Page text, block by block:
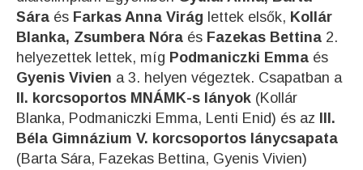
Sára és Farkas Anna Virág lettek elsők, Kollár
Blanka, Zsumbera Nóra és Fazekas Bettina 2.
helyezettek lettek, míg Podmaniczki Emma és
Gyenis Vivien a 3. helyen végeztek. Csapatban a
II. korcsoportos MNÁMK-s lányok (Kollár
Blanka, Podmaniczki Emma, Lenti Enid) és az III.
Béla Gimnázium V. korcsoportos lánycsapata
(Barta Sára, Fazekas Bettina, Gyenis Vivien)